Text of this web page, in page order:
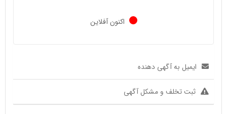
اکنون آفلاین
ایمیل به آگهی دهنده
ثبت تخلف و مشکل آگهی